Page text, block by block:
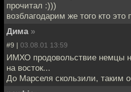
прочитал :)))
возблагодарим же того кто
Дима »
#9 | 03.08.01 13:59
ИМХО продовольствие немцы
на восток...
До Марселя скользили, таким